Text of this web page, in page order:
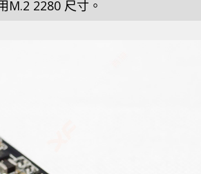
M.2 2280 尺寸。